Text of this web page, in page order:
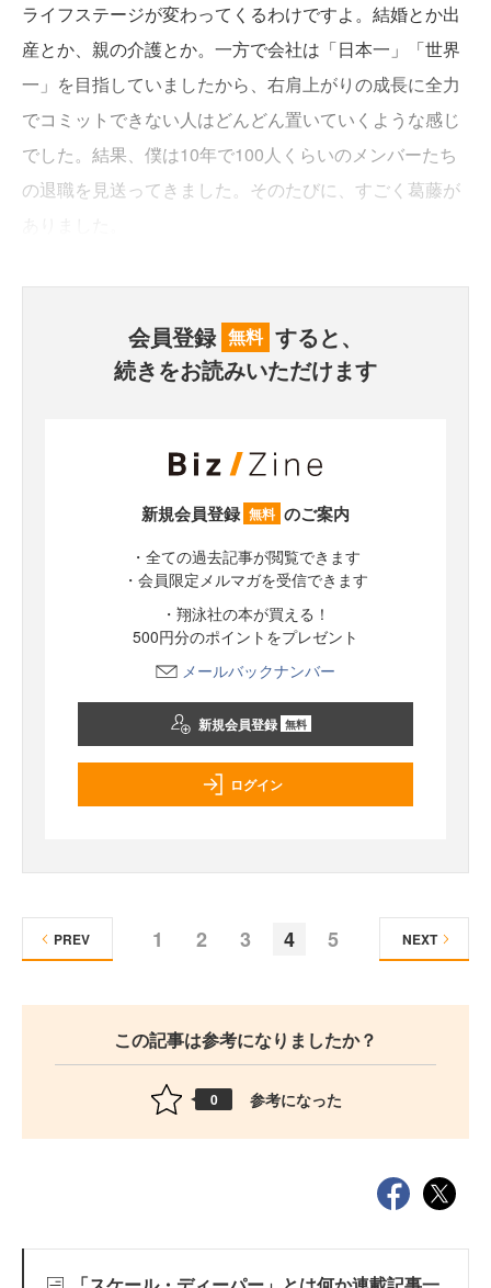
ライフステージが変わってくるわけですよ。結婚とか出
産とか、親の介護とか。一方で会社は「日本一」「世界
一」を目指していましたから、右肩上がりの成長に全力
でコミットできない人はどんどん置いていくような感じ
でした。結果、僕は10年で100人くらいのメンバーたち
の退職を見送ってきました。そのたびに、すごく葛藤が
会員登録 無料 すると、
続きをお読みいただけます
新規会員登録 無料 のご案内
・全ての過去記事が閲覧できます
・会員限定メルマガを受信できます
・翔泳社の本が買える！
500円分のポイントをプレゼント
メールバックナンバー
新規会員登録 無料
ログイン
1 2 3 4 5
PREV NEXT
この記事は参考になりましたか？
0 参考になった